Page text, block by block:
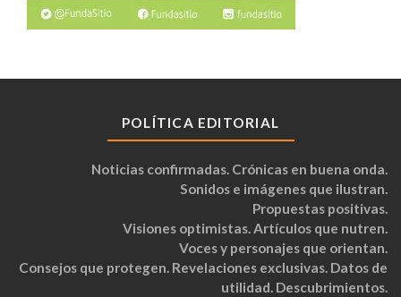
POLÍTICA EDITORIAL
Noticias confirmadas. Crónicas en buena onda.
Sonidos e imágenes que ilustran.
Propuestas positivas.
Visiones optimistas. Artículos que nutren.
Voces y personajes que orientan.
Consejos que protegen. Revelaciones exclusivas. Datos de
utilidad. Descubrimientos.